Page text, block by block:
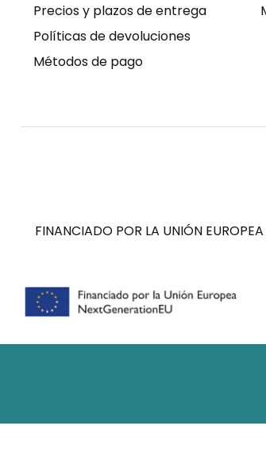
Precios y plazos de entrega
Políticas de devoluciones
Métodos de pago
FINANCIADO POR LA UNIÓN